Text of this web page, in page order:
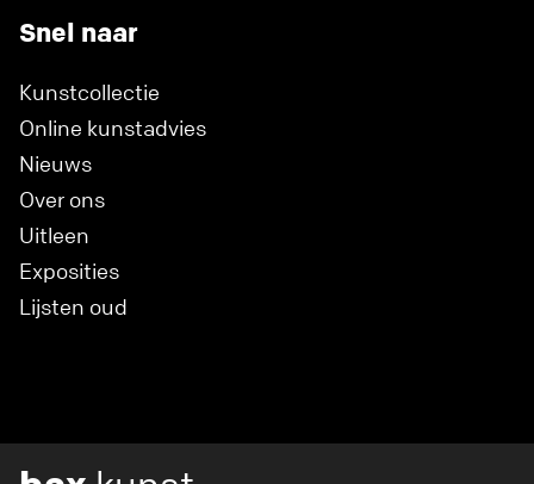
Snel naar
Kunstcollectie
Online kunstadvies
Nieuws
Over ons
Uitleen
Exposities
Lijsten oud